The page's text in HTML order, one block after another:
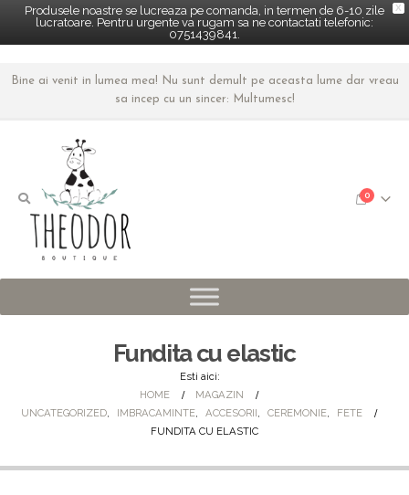
X
Produsele noastre se lucreaza pe comanda, in termen de 6-10 zile
lucratoare. Pentru urgente va rugam sa ne contactati telefonic:
0751439841.
Bine ai venit in lumea mea! Nu sunt demult pe aceasta lume dar vreau
sa incep cu un sincer: Multumesc!
0
Fundita cu elastic
Esti aici:
HOME
MAGAZIN
UNCATEGORIZED, IMBRACAMINTE, ACCESORII, CEREMONIE,
FETE
FUNDITA CU ELASTIC